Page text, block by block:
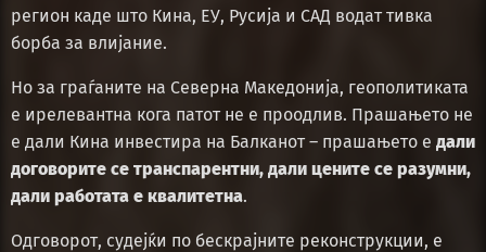
регион каде што Кина, ЕУ, Русија и САД водат тивка
борба за влијание.
Но за граѓаните на Северна Македонија, геополитиката
е ирелевантна кога патот не е проодлив. Прашањето не
е дали Кина инвестира на Балканот – прашањето е дали
договорите се транспарентни, дали цените се разумни,
дали работата е квалитетна.
Одговорот, судејќи по бескрајните реконструкции, е